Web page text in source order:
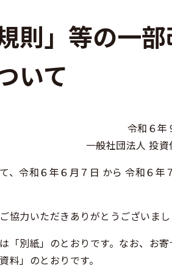
則」等の一
いて
令和６年
一般社団法人 投
、令和６年６月７日 から 令和６年
協力いただきありがとうございま
「別紙」のとおりです。なお、お
」のとおりです。